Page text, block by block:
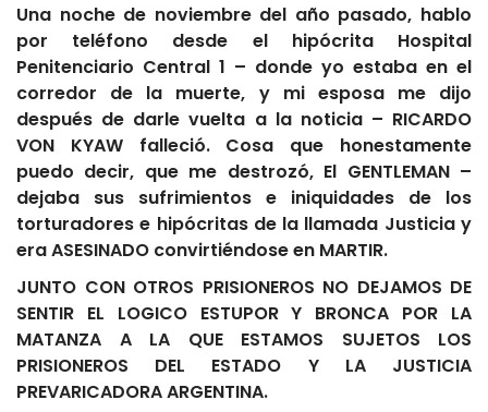
Una noche de noviembre del año pasado, hablo
por teléfono desde el hipócrita Hospital
Penitenciario Central 1 – donde yo estaba en el
corredor de la muerte, y mi esposa me dijo
después de darle vuelta a la noticia – RICARDO
VON KYAW falleció. Cosa que honestamente
puedo decir, que me destrozó, El GENTLEMAN –
dejaba sus sufrimientos e iniquidades de los
torturadores e hipócritas de la llamada Justicia y
era ASESINADO convirtiéndose en MARTIR.
JUNTO CON OTROS PRISIONEROS NO DEJAMOS DE
SENTIR EL LOGICO ESTUPOR Y BRONCA POR LA
MATANZA A LA QUE ESTAMOS SUJETOS LOS
PRISIONEROS DEL ESTADO Y LA JUSTICIA
PREVARICADORA ARGENTINA.